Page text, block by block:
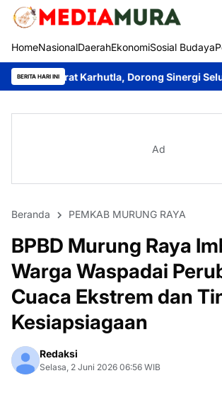
HomeNasionalDaerahEkonomiSosial Budaya
BERITA HARI INIDorong Sinergi Seluruh Elemen
Ad
Beranda PEMKAB MURUNG RAYA
BPBD Murung Raya
Warga Waspadai
Cuaca Ekstrem dan
Kesiapsiagaan
Redaksi
Selasa, 2 Juni 2026 06:56 WIB